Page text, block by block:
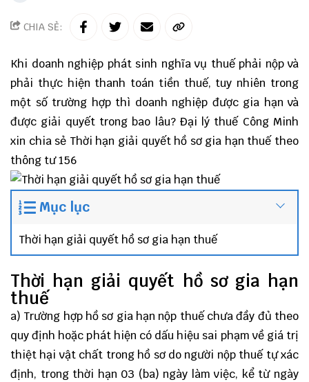
CHIA SẺ:
Khi doanh nghiệp phát sinh nghĩa vụ thuế phải nộp và
phải thực hiện thanh toán tiền thuế, tuy nhiên trong
một số trường hợp thì doanh nghiệp được gia hạn và
được giải quyết trong bao lâu? Đại lý thuế Công Minh
xin chia sẻ Thời hạn giải quyết hồ sơ gia hạn thuế theo
thông tư 156
Mục lục
Thời hạn giải quyết hồ sơ gia hạn thuế
Thời hạn giải quyết hồ sơ gia hạn
thuế
a) Trường hợp hồ sơ gia hạn nộp thuế chưa đầy đủ theo
quy định hoặc phát hiện có dấu hiệu sai phạm về giá trị
thiệt hại vật chất trong hồ sơ do người nộp thuế tự xác
định, trong thời hạn 03 (ba) ngày làm việc, kể từ ngày